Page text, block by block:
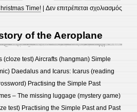
Time! |Δεν επιτρέπεται σχολιασμός
of the Aeroplane
(cloze test) Aircrafts (hangman) Simple
Daedalus and Icarus: Icarus (reading
Practising the Simple Past
– The missing luggage (mystery game)
test) Practising the Simple Past and Past